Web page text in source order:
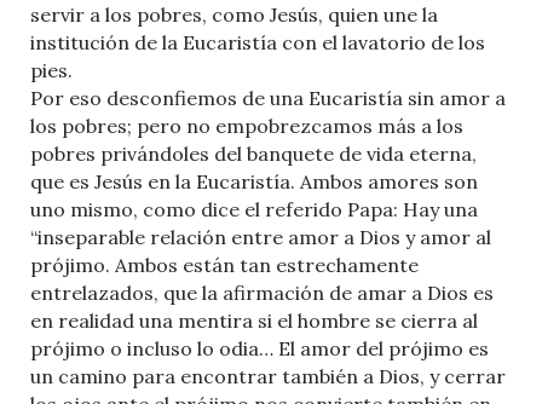
servir a los pobres, como Jesús, quien une la
institución de la Eucaristía con el lavatorio de los
pies.
Por eso desconfiemos de una Eucaristía sin amor a
los pobres; pero no empobrezcamos más a los
pobres privándoles del banquete de vida eterna,
que es Jesús en la Eucaristía. Ambos amores son
uno mismo, como dice el referido Papa: Hay una
“inseparable relación entre amor a Dios y amor al
prójimo. Ambos están tan estrechamente
entrelazados, que la afirmación de amar a Dios es
en realidad una mentira si el hombre se cierra al
prójimo o incluso lo odia… El amor del prójimo es
un camino para encontrar también a Dios, y cerrar